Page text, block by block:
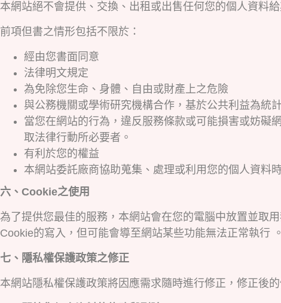
本網站絕不會提供、交換、出租或出售任何您的個人資料
前項但書之情形包括不限於：
經由您書面同意
法律明文規定
為免除您生命、身體、自由或財產上之危險
與公務機關或學術研究機構合作，基於公共利益為統
當您在網站的行為，違反服務條款或可能損害或妨礙
取法律行動所必要者。
有利於您的權益
本網站委託廠商協助蒐集、處理或利用您的個人資料
六、Cookie之使用
為了提供您最佳的服務，本網站會在您的電腦中放置並取
Cookie的寫入，但可能會導至網站某些功能無法正常執行 。
七、隱私權保護政策之修正
本網站隱私權保護政策將因應需求隨時進行修正，修正後